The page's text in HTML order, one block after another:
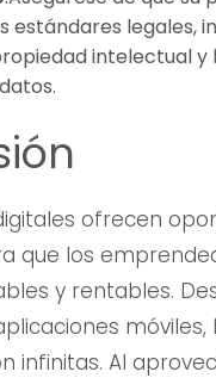
estándares legales,
intelectual y
ofrecen
que los
y rentables.
móviles,
infinitas. Al